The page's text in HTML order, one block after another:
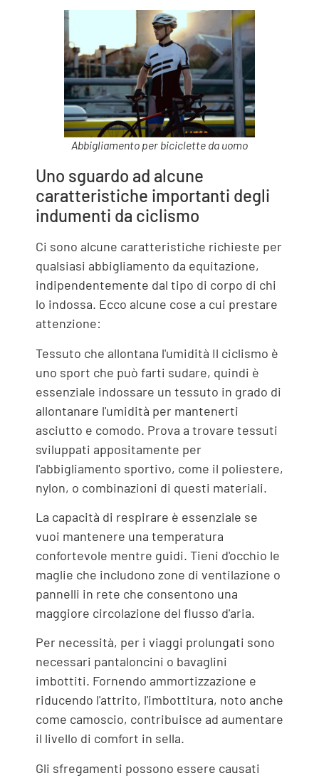
Abbigliamento per biciclette da uomo
Uno sguardo ad alcune
caratteristiche importanti degli
indumenti da ciclismo
Ci sono alcune caratteristiche richieste per
qualsiasi abbigliamento da equitazione,
indipendentemente dal tipo di corpo di chi
lo indossa. Ecco alcune cose a cui prestare
attenzione:
Tessuto che allontana l'umidità Il ciclismo è
uno sport che può farti sudare, quindi è
essenziale indossare un tessuto in grado di
allontanare l'umidità per mantenerti
asciutto e comodo. Prova a trovare tessuti
sviluppati appositamente per
l'abbigliamento sportivo, come il poliestere,
nylon, o combinazioni di questi materiali.
La capacità di respirare è essenziale se
vuoi mantenere una temperatura
confortevole mentre guidi. Tieni d'occhio le
maglie che includono zone di ventilazione o
pannelli in rete che consentono una
maggiore circolazione del flusso d'aria.
Per necessità, per i viaggi prolungati sono
necessari pantaloncini o bavaglini
imbottiti. Fornendo ammortizzazione e
riducendo l'attrito, l'imbottitura, noto anche
come camoscio, contribuisce ad aumentare
il livello di comfort in sella.
Gli sfregamenti possono essere causati